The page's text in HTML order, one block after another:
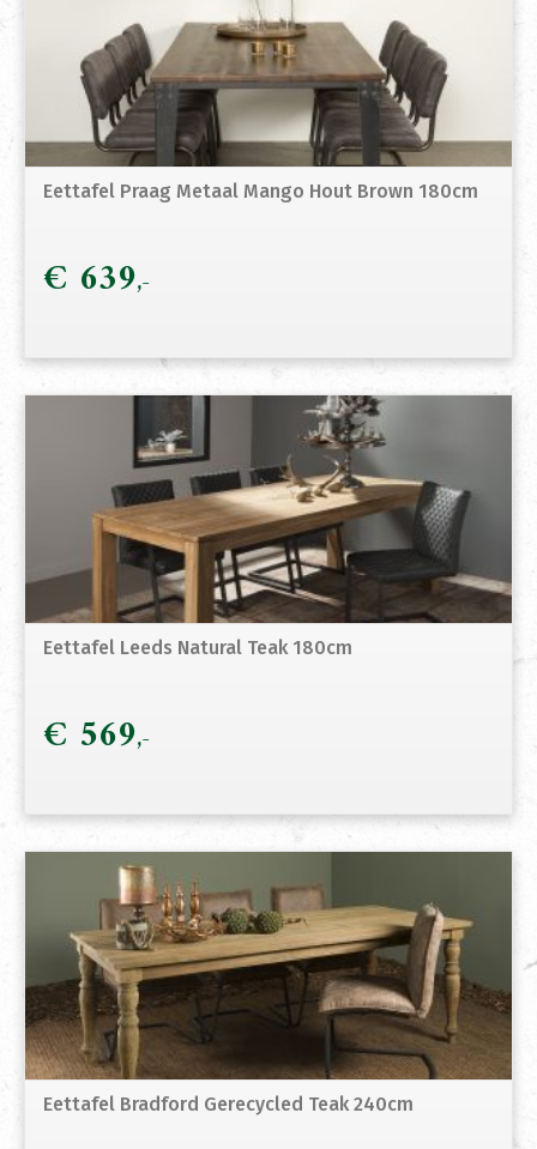
Eettafel Praag Metaal Mango Hout Brown 180cm
€ 639
Eettafel Leeds Natural Teak 180cm
€ 569
Eettafel Bradford Gerecycled Teak 240cm